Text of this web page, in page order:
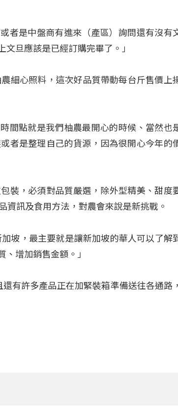
者是中盤商有進來（產區）詢問還有沒有
旦應該是已經訂購完畢了。」
細心照料，這次好品質帶動每台斤售價上
間點就是我們柚農最開心的時候、當然也
者是整理自己的貨源，因為很開心今年的
裝，必須對品質嚴選，除外型精美、甜度
資訊及食用方法，對農會來說是新挑戰。
坡，最主要就是讓新加坡的華人可以了解
增加銷售金額。」
有許多產品正在加緊裝箱準備送往各通路，